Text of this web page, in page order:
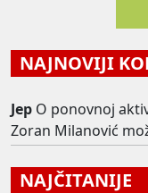
NAJNOVIJI
Jep O ponovnoj
Zoran Milanović
NAJČITANIJE